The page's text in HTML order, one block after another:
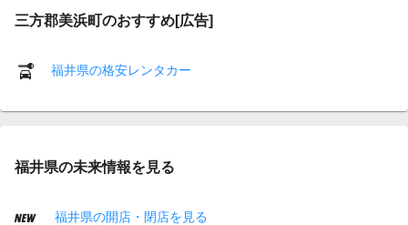
三方郡美浜町のおすすめ[広告]
福井県の格安レンタカー
福井県の未来情報を見る
福井県の開店・閉店を見る